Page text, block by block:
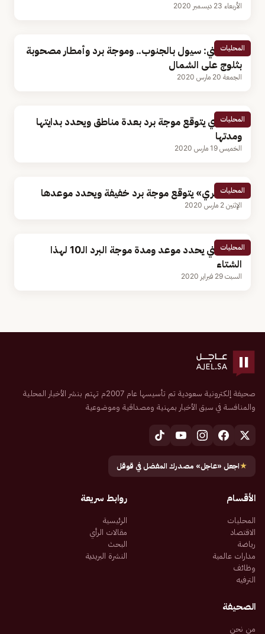
الأربعاء 23 ديسمبر 2020
المحليات
الحصيني: سيول بالجنوب.. وموجة برد وأمطار مصحوبة
بثلوج على الشمال
الجمعة 20 مارس 2020
المحليات
الصخري يتوقع موجة برد بعدة مناطق ويحدد بدايتها
ومدتها
الخميس 19 مارس 2020
المحليات
«الصخري» يتوقع موجة برد خفيفة ويحدد موعدها
الإثنين 2 مارس 2020
المحليات
الحصيني يحدد موعد ومدة موجة البرد الـ10 لهذا
الشتاء
السبت 29 فبراير 2020
صحيفة إلكترونية سعودية تم تأسيسها عام 2007م تهتم بنشر الأخبار المحلية
والمنافسة في سبق الأخبار بمهنية ومصداقية وموضوعية
★اجعل «عاجل» مصدرك المفضل في قوقل
الأقسام
المحليات
الاقتصاد
رياضة
مدارات عالمية
وظائف
الترفيه
روابط سريعة
الرئيسية
مقالات الرأي
البحث
النشرة البريدية
الصحيفة
من نحن